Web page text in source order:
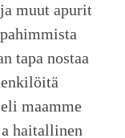
muut apurit
tapa nostaa
maamme
haitallinen